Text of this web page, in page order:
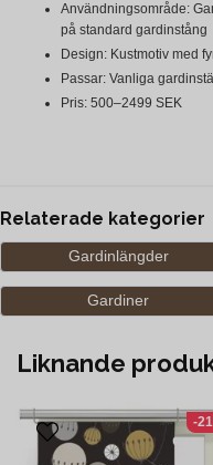
Användningsområde:
på standard gardinstång
Design: Kustmotiv med
Passar: Vanliga
Pris: 500–2499 SEK
Relaterade kategorier
Gardinlängder
Gardiner
Liknande
-